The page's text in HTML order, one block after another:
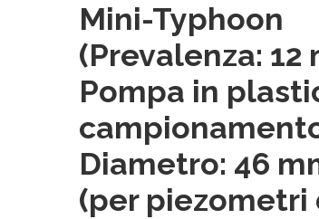
Mini-Typhoon
(Prevalenza: 12
Pompa in
Diametro: 46
(per piezometri